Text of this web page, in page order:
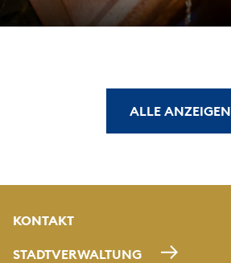
ALLE ANZEIGEN
KONTAKT
STADTVERWALTUNG